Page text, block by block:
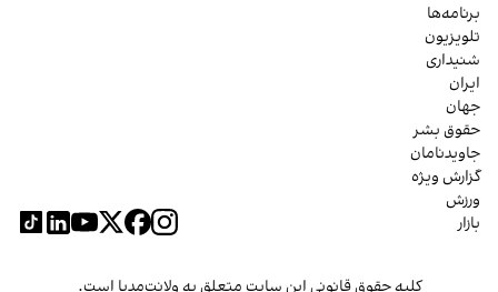
برنامه‌ها
تلویزیون
شنیداری
ایران
جهان
حقوق بشر
جاویدنامان
گزارش ویژه
ورزش
بازار
کلیه حقوق قانونی این سایت متعلق به ولانت‌مدیا است.